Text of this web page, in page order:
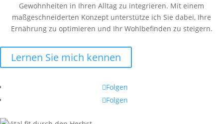
Gewohnheiten in Ihren Alltag zu integrieren. Mit einem
maßgeschneiderten Konzept unterstütze ich Sie dabei, Ihre
Ernährung zu optimieren und Ihr Wohlbefinden zu steigern.
Lernen Sie mich kennen
Folgen
Folgen